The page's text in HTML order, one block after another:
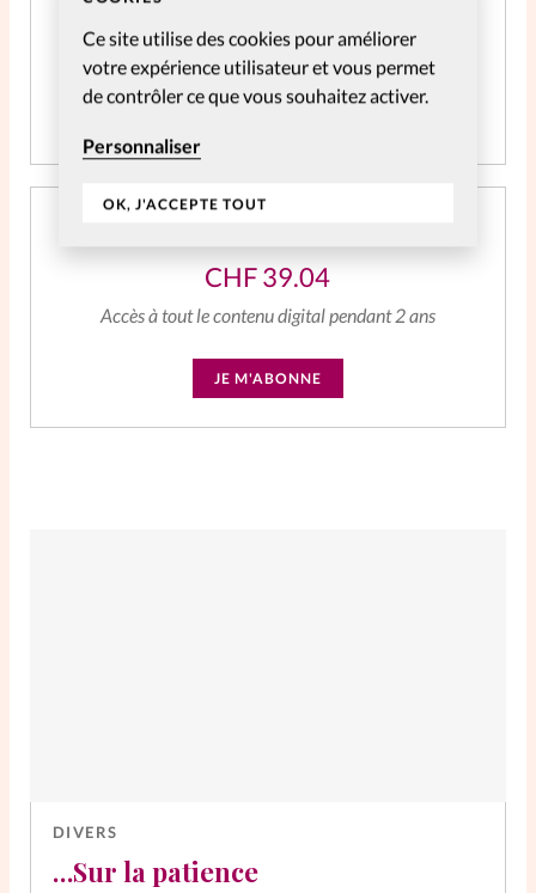
Ce site utilise des cookies pour améliorer
votre expérience utilisateur et vous permet
de contrôler ce que vous souhaitez activer.
Personnaliser
OK, J'ACCEPTE TOUT
Accès à tout le contenu digital
CHF39.04
Accès à tout le contenu digital pendant 2 ans
JE M'ABONNE
DIVERS
…Sur la patience